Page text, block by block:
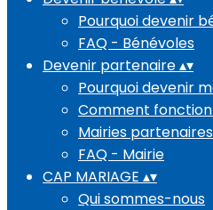
Pourquoi devenir
FAQ - Bénévoles
Devenir partenaire▴▾
Pourquoi devenir
Comment
Mairies partenaires
FAQ - Mairie
CAP MARIAGE ▴▾
Qui sommes-nous